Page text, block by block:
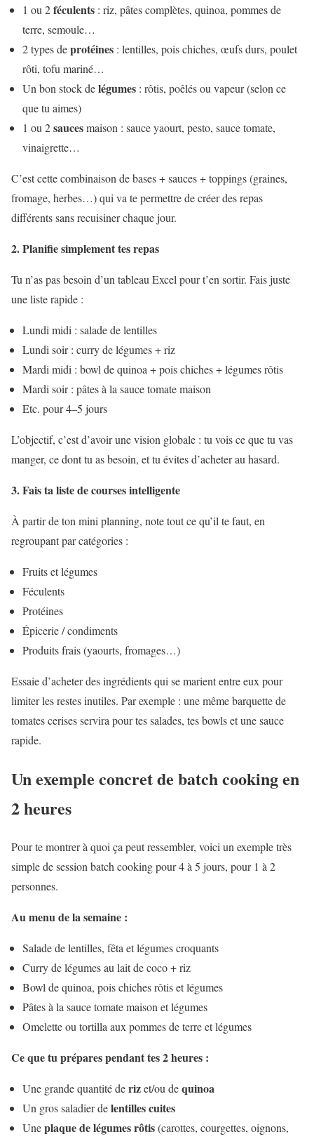
1 ou 2féculents : riz, pâtes complètes, quinoa, pommes de
terre, semoule…
2 types deprotéines : lentilles, pois chiches, œufs durs, poulet
rôti, tofu mariné…
Un bon stock delégumes : rôtis, poêlés ou vapeur (selon ce
que tu aimes)
1 ou 2saucesmaison : sauce yaourt, pesto, sauce tomate,
vinaigrette…
C’est cette combinaison de bases + sauces + toppings (graines,
fromage, herbes…) qui va te permettre de créer des repas
différents sans recuisiner chaque jour.
2. Planifie simplement tes repas
Tu n’as pas besoin d’un tableau Excel pour t’en sortir. Fais juste
une liste rapide :
Lundi midi : salade de lentilles
Lundi soir : curry de légumes + riz
Mardi midi : bowl de quinoa + pois chiches + légumes rôtis
Mardi soir : pâtes à la sauce tomate maison
Etc. pour 4–5 jours
L’objectif, c’est d’avoir une vision globale : tu vois ce que tu vas
manger, ce dont tu as besoin, et tu évites d’acheter au hasard.
3. Fais ta liste de courses intelligente
À partir de ton mini planning, note tout ce qu’il te faut, en
regroupant par catégories :
Fruits et légumes
Féculents
Protéines
Épicerie / condiments
Produits frais (yaourts, fromages…)
Essaie d’acheter des ingrédients qui se marient entre eux pour
limiter les restes inutiles. Par exemple : une même barquette de
tomates cerises servira pour tes salades, tes bowls et une sauce
rapide.
Un exemple concret de batch cooking en
2 heures
Pour te montrer à quoi ça peut ressembler, voici un exemple très
simple de session batch cooking pour 4 à 5 jours, pour 1 à 2
personnes.
Au menu de la semaine :
Salade de lentilles, fêta et légumes croquants
Curry de légumes au lait de coco + riz
Bowl de quinoa, pois chiches rôtis et légumes
Pâtes à la sauce tomate maison et légumes
Omelette ou tortilla aux pommes de terre et légumes
Ce que tu prépares pendant tes 2 heures :
Une grande quantité derizet/ou dequinoa
Un gros saladier delentilles cuites
Uneplaque de légumes rôtis(carottes, courgettes, oignons,